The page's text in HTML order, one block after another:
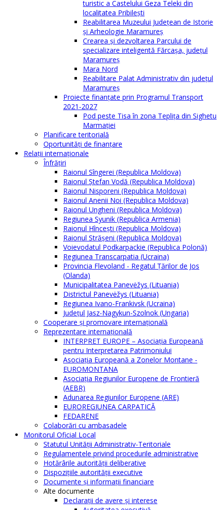
turistic a Castelului Geza Teleki din
localitatea Pribilești
Reabilitarea Muzeului Județean de Istorie
și Arheologie Maramureș
Crearea și dezvoltarea Parcului de
specializare inteligentă Fărcașa, județul
Maramureș
Mara Nord
Reabilitare Palat Administrativ din județul
Maramureș
Proiecte finanțate prin Programul Transport
2021-2027
Pod peste Tisa în zona Teplița din Sighetu
Marmației
Planificare teritorială
Oportunităţi de finanţare
Relaţii internaţionale
Înfrăţiri
Raionul Sîngerei (Republica Moldova)
Raionul Ștefan Vodă (Republica Moldova)
Raionul Nisporeni (Republica Moldova)
Raionul Anenii Noi (Republica Moldova)
Raionul Ungheni (Republica Moldova)
Regiunea Syunik (Republica Armenia)
Raionul Hîncești (Republica Moldova)
Raionul Străşeni (Republica Moldova)
Voievodatul Podkarpackie (Republica Polonă)
Regiunea Transcarpatia (Ucraina)
Provincia Flevoland - Regatul Ţărilor de Jos
(Olanda)
Municipalitatea Panevėžys (Lituania)
Districtul Panevėžys (Lituania)
Regiunea Ivano-Frankivsk (Ucraina)
Judeţul Jasz-Nagykun-Szolnok (Ungaria)
Cooperare şi promovare internaţională
Reprezentare internaţională
INTERPRET EUROPE – Asociația Europeană
pentru Interpretarea Patrimoniului
Asociația Europeană a Zonelor Montane -
EUROMONTANA
Asociația Regiunilor Europene de Frontieră
(AEBR)
Adunarea Regiunilor Europene (ARE)
EUROREGIUNEA CARPATICĂ
FEDARENE
Colaborări cu ambasadele
Monitorul Oficial Local
Statutul Unităţii Administrativ-Teritoriale
Regulamentele privind procedurile administrative
Hotărârile autorităţii deliberative
Dispoziţiile autorităţii executive
Documente şi informaţii financiare
Alte documente
Declaraţii de avere şi interese